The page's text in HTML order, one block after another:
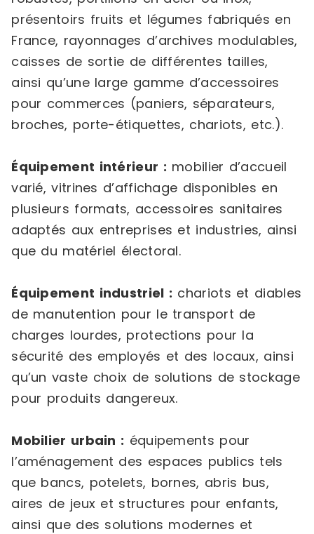
présentoirs fruits et légumes fabriqués en
France, rayonnages d’archives modulables,
caisses de sortie de différentes tailles,
ainsi qu’une large gamme d’accessoires
pour commerces (paniers, séparateurs,
broches, porte-étiquettes, chariots, etc.).
Équipement intérieur : mobilier d’accueil
varié, vitrines d’affichage disponibles en
plusieurs formats, accessoires sanitaires
adaptés aux entreprises et industries, ainsi
que du matériel électoral.
Équipement industriel : chariots et diables
de manutention pour le transport de
charges lourdes, protections pour la
sécurité des employés et des locaux, ainsi
qu’un vaste choix de solutions de stockage
pour produits dangereux.
Mobilier urbain : équipements pour
l’aménagement des espaces publics tels
que bancs, potelets, bornes, abris bus,
aires de jeux et structures pour enfants,
ainsi que des solutions modernes et